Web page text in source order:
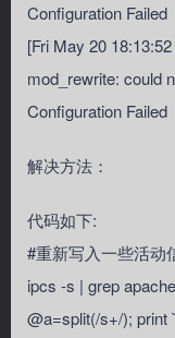
Configuration Failed
[Fri May 20
mod_rewrite: could
Configuration Failed
解决方法：
代码如下:
#重新写入一些活动
ipcs -s | grep
@a=split(/s+/); print